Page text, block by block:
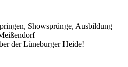
Showsprünge, Ausbildung
der Lüneburger Heide!